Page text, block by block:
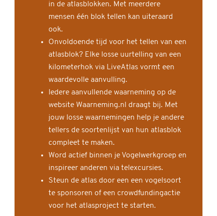
in de atlasblokken. Met meerdere
mensen één blok tellen kan uiteraard
ook.
Onvoldoende tijd voor het tellen van een
atlasblok? Elke losse uurtelling van een
kilometerhok via LiveAtlas vormt een
waardevolle aanvulling.
Iedere aanvullende waarneming op de
website Waarneming.nl draagt bij. Met
jouw losse waarnemingen help je andere
tellers de soortenlijst van hun atlasblok
compleet te maken.
Word actief binnen je Vogelwerkgroep en
inspireer anderen via telexcursies.
Steun de atlas door een een vogelsoort
te sponsoren of een crowdfundingactie
voor het atlasproject te starten.